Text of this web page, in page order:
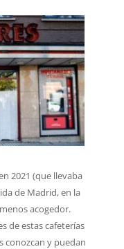
2021 (que llevaba
de Madrid, en la
acogedor.
de estas cafeterías
conozcan y puedan